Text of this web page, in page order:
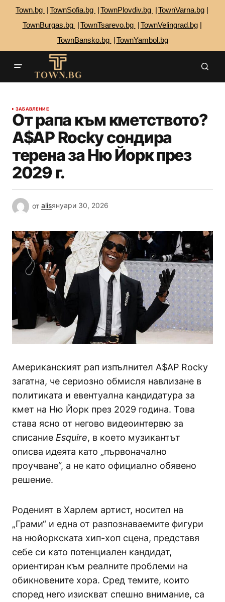
Town.bg TownSofia.bg TownPlovdiv.bg
TownVarna.bg
TownBurgas.bg
TownTsarevo.bg
TownVelingrad.bg
TownBansko.bg
TownYambol.bg
ЗАБАВЛЕНИЕ
От рапа към кметството?
A$AP Rocky сондира
терена за Ню Йорк през
2029 г.
от alisянуари 30, 2026
Американският рап изпълнител A$AP Rocky
загатна, че сериозно обмисля навлизане в
политиката и евентуална кандидатура за
кмет на Ню Йорк през 2029 година. Това
става ясно от негово видеоинтервю за
списание Esquire, в което музикантът
описва идеята като „първоначално
проучване“, а не като официално обявено
решение.
Роденият в Харлем артист, носител на
„Грами“ и една от разпознаваемите фигури
на нюйоркската хип-хоп сцена, представя
себе си като потенциален кандидат,
ориентиран към реалните проблеми на
обикновените хора. Сред темите, които
според него изискват спешно внимание, са